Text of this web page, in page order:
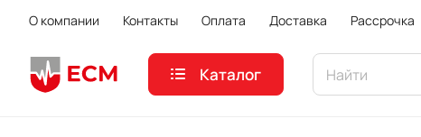
О компании Контакты Оплата Доставка Рассрочка
Каталог